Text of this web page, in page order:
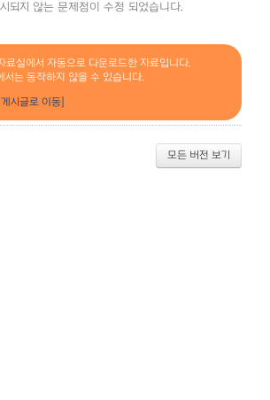
되지 않는 문제점이 수정 되었습니다.
료실에서 자동으로 다운로드한 자료입니다.
서는 동작하지 않을 수 있습니다.
시글로 이동]
모든 버전 보기